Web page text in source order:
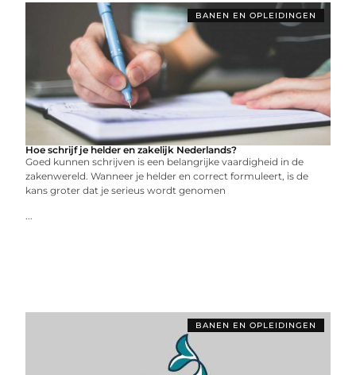
BANEN EN OPLEIDINGEN
Hoe schrijf je helder en zakelijk Nederlands?
Goed kunnen schrijven is een belangrijke vaardigheid in de
zakenwereld. Wanneer je helder en correct formuleert, is de
kans groter dat je serieus wordt genomen
...
BANEN EN OPLEIDINGEN